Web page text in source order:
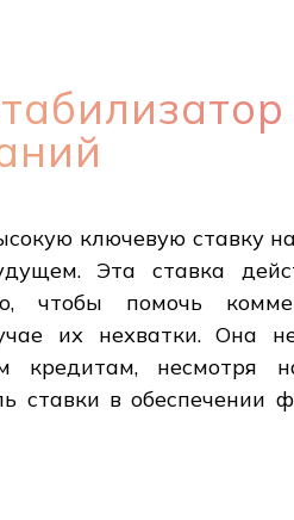
ключевую ставку
Эта ставка
чтобы помочь
их нехватки. Она
несмотря
в обеспечении